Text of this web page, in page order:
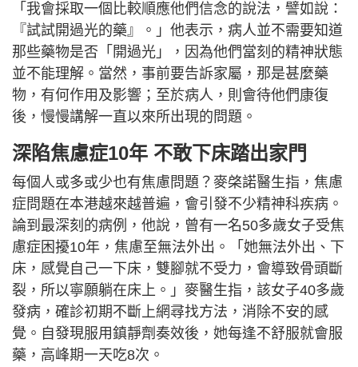
「我會採取一個比較順應他們信念的說法，譬如說：
『試試開過光的藥』。」他表示，病人並不需要知道
那些藥物是否「開過光」，因為他們當刻的精神狀態
並不能理解。當然，事前要告訴家屬，那是甚麼藥
物，有何作用及影響；至於病人，則會待他們康復
後，慢慢講解一直以來所出現的問題。
深陷焦慮症10年 不敢下床踏出家門
每個人或多或少也有焦慮問題？麥棨諾醫生指，焦慮
症問題在本港越來越普遍，會引發不少精神科疾病。
論到最深刻的病例，他說，曾有一名50多歲女子受焦
慮症困擾10年，焦慮至無法外出。「她無法外出、下
床，感覺自己一下床，雙腳就不受力，會導致骨頭斷
裂，所以寧願躺在床上。」麥醫生指，該女子40多歲
發病，確診初期不斷上網尋找方法，消除不安的感
覺。自發現服用鎮靜劑奏效後，她每逢不舒服就會服
藥，高峰期一天吃8次。